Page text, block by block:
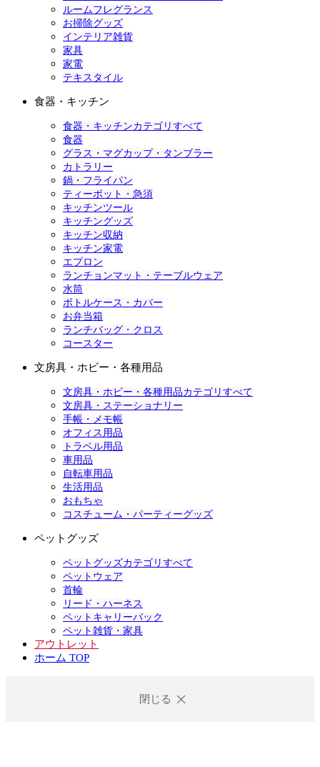
ルームフレグランス
お掃除グッズ
インテリア雑貨
家具
家電
テキスタイル
食器・キッチン
食器・キッチンカテゴリすべて
食器
グラス・マグカップ・タンブラー
カトラリー
鍋・フライパン
ティーポット・急須
キッチンツール
キッチングッズ
キッチン収納
キッチン家電
エプロン
ランチョンマット・テーブルウェア
水筒
ボトルケース・カバー
お弁当箱
ランチバッグ・クロス
コースター
文房具・ホビー・各種用品
文房具・ホビー・各種用品カテゴリすべて
文房具・ステーショナリー
手帳・メモ帳
オフィス用品
トラベル用品
車用品
自転車用品
生活用品
おもちゃ
コスチューム・パーティーグッズ
ペットグッズ
ペットグッズカテゴリすべて
ペットウェア
首輪
リード・ハーネス
ペットキャリーバック
ペット雑貨・家具
アウトレット
ホーム TOP
閉じる